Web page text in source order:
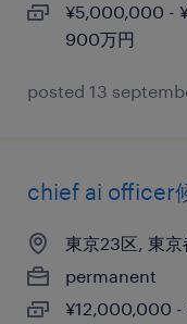
¥5,000,000 -
900万円
posted 13
chief ai officer
東京23区, 東京
permanent
¥12,000,000